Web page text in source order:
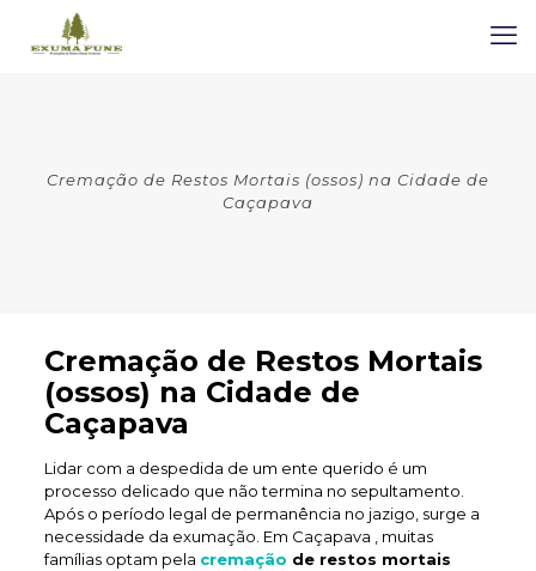
Cremação de Restos Mortais (ossos) na Cidade de
Caçapava
Cremação de Restos Mortais
(ossos) na Cidade de
Caçapava
Lidar com a despedida de um ente querido é um
processo delicado que não termina no sepultamento.
Após o período legal de permanência no jazigo, surge a
necessidade da exumação. Em Caçapava , muitas
famílias optam pela cremação de restos mortais